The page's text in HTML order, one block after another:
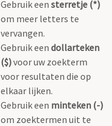
Gebruik een sterretje (*)
om meer letters te
vervangen.
Gebruik een dollarteken
($)voor uw zoekterm
voor resultaten die op
elkaar lijken.
Gebruik een minteken (-)
om zoektermen uit te